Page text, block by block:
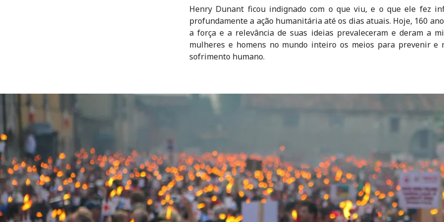
Henry Dunant ficou indignado com o que viu, e o que ele fez
profundamente a ação humanitária até os dias atuais. Hoje, 160
a força e a relevância de suas ideias prevaleceram e deram a
mulheres e homens no mundo inteiro os meios para prevenir e
sofrimento humano.